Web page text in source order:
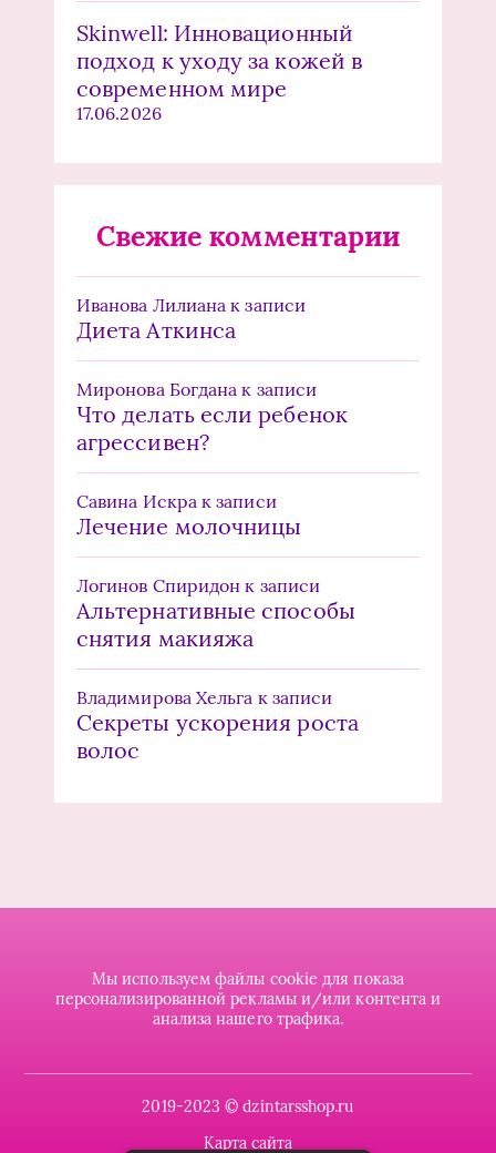
Skinwell: Инновационный
подход к уходу за кожей в
современном мире
17.06.2026
Свежие комментарии
Иванова Лилиана к записи
Диета Аткинса
Миронова Богдана к записи
Что делать если ребенок
агрессивен?
Савина Искра к записи
Лечение молочницы
Логинов Спиридон к записи
Альтернативные способы
снятия макияжа
Владимирова Хельга к записи
Секреты ускорения роста
волос
Мы используем файлы cookie для показа
персонализированной рекламы и/или контента и
анализа нашего трафика.
2019-2023 © dzintarsshop.ru
Карта сайта